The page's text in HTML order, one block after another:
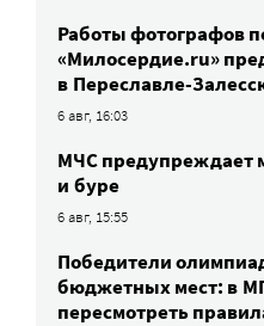
Работы фотографов
«Милосердие.ru»
в Переславле-
6 авг, 16:03
МЧС предупреждает
и буре
6 авг, 15:55
Победители
бюджетных мест: в
пересмотреть